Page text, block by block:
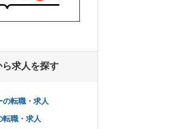
ら求人を探す
転職・求人
転職・求人